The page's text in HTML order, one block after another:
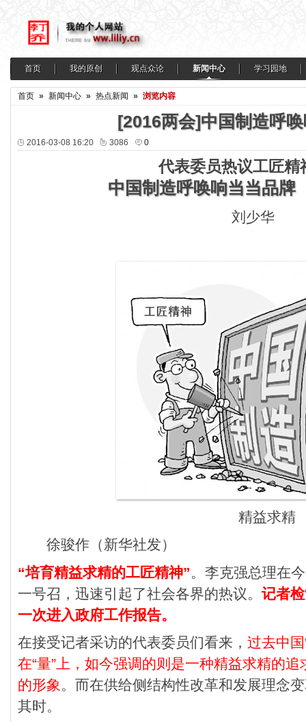
首页 我的原创 观点众论 新闻中心 学习园地
首页 » 新闻中心 » 热点新闻 » 浏览内容
[2016两会]中国制造呼
2016-03-08 16:20 3086 0
代表委员热议工匠
中国制造呼唤响当当品牌
刘少华
精益求精
徐骏作（新华社发）
“培育精益求精的工匠精神”。李克强总理在
一号召，迅速引起了社会各界的热议。 记者
一次进入政府工作报告。
在接受记者采访的代表委员们看来， 过去中
在“量”上，如今强调的则是一种精益求精的
的形象 。而在供给侧结构性改革和发展理念
其时。